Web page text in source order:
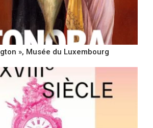
», Musée du Luxembourg